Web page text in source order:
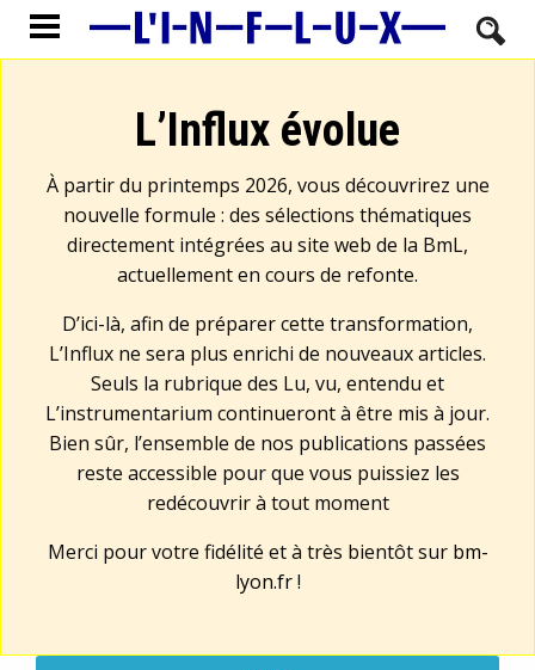
L’Influx évolue
À partir du printemps 2026, vous découvrirez une
nouvelle formule : des sélections thématiques
directement intégrées au site web de la BmL,
actuellement en cours de refonte.
D’ici-là, afin de préparer cette transformation,
L’Influx ne sera plus enrichi de nouveaux articles.
Seuls la rubrique des Lu, vu, entendu et
L’instrumentarium continueront à être mis à jour.
Bien sûr, l’ensemble de nos publications passées
reste accessible pour que vous puissiez les
redécouvrir à tout moment
Merci pour votre fidélité et à très bientôt sur bm-
lyon.fr!